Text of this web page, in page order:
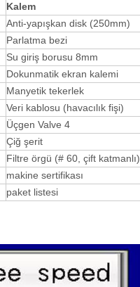
Kalem
Anti-yapışkan disk (250mm)
Parlatma bezi
Su giriş borusu 8mm
Dokunmatik ekran kalemi
Manyetik tekerlek
Veri kablosu (havacılık fişi)
Üçgen Valve 4
Çiğ şerit
Filtre örgü (# 60, çift katmanlı)
makine sertifikası
paket listesi